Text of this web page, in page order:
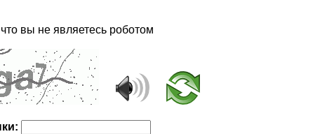
вы не являетесь роботом